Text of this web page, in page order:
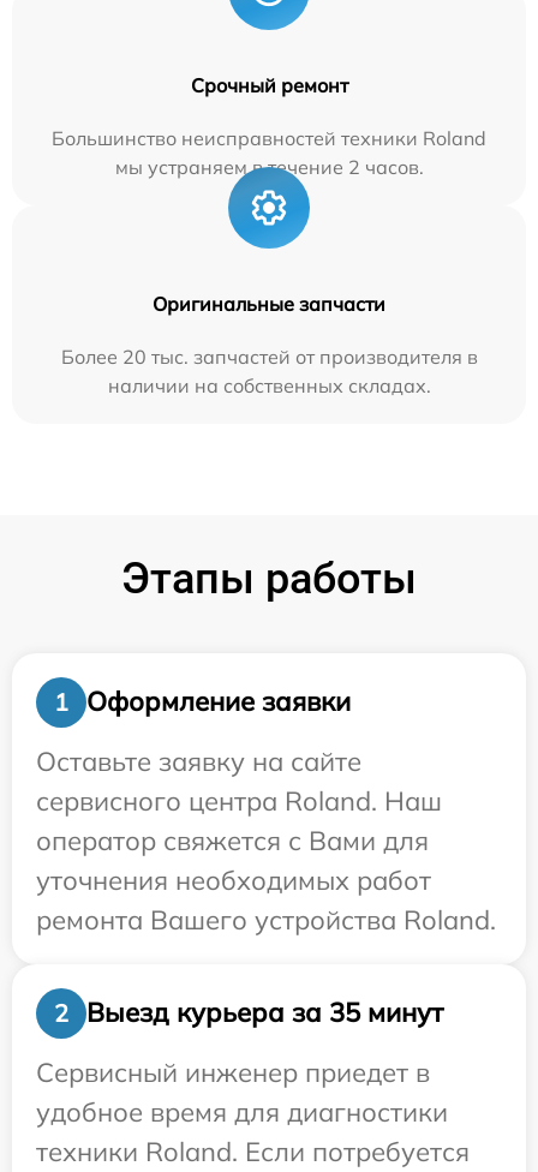
Срочный ремонт
Большинство неисправностей техники Roland
мы устраняем в течение 2 часов.
Оригинальные запчасти
Более 20 тыс. запчастей от производителя в
наличии на собственных складах.
Этапы работы
1
Оформление заявки
Оставьте заявку на сайте
сервисного центра Roland. Наш
оператор свяжется с Вами для
уточнения необходимых работ
ремонта Вашего устройства Roland.
2
Выезд курьера за 35 минут
Сервисный инженер приедет в
удобное время для диагностики
техники Roland. Если потребуется